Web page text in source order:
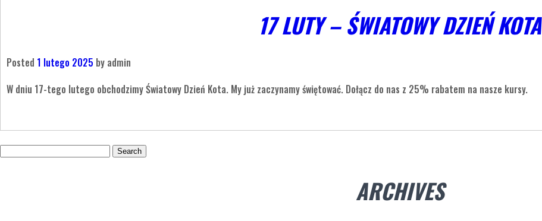
17 LUTY – ŚWIATOWY DZIEŃ KOTA
Posted 1 lutego 2025 by admin
W dniu 17-tego lutego obchodzimy Światowy Dzień Kota. My już zaczynamy świętować. Dołącz do nas z 25% rabatem na nasze kursy.
Search
ARCHIVES